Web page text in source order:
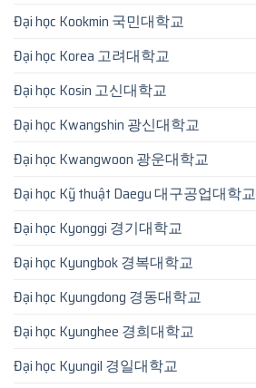
Đại học Kookmin 국민대학교
Đại học Korea 고려대학교
Đại học Kosin 고신대학교
Đại học Kwangshin 광신대학교
Đại học Kwangwoon 광운대학교
Đại học Kỹ thuật Daegu 대구공업대학교
Đại học Kyonggi 경기대학교
Đại học Kyungbok 경복대학교
Đại học Kyungdong 경동대학교
Đại học Kyunghee 경희대학교
Đại học Kyungil 경일대학교